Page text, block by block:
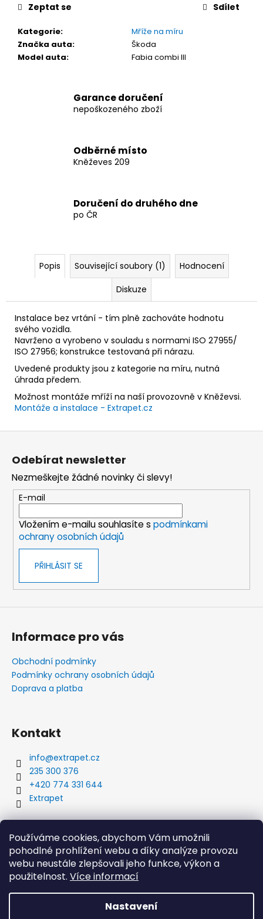
Používáme cookies, abychom Vám umožnili
pohodlné prohlížení webu a díky analýze provozu
webu neustále zlepšovali jeho funkce, výkon a
použitelnost. Více informací
Nastavení
Kategorie:
Mříže na míru
Značka auta:
Škoda
Model auta: Fabia combi III
Zeptat se Sdílet
Garance doručení
nepoškozeného zboží
Odběrné místo
Kněževes 209
Doručení do druhého dne
po ČR
Popis Související soubory (1)
Hodnocení
Diskuze
Instalace bez vrtání - tím plně zachováte hodnotu
svého vozidla.
Navrženo a vyrobeno v souladu s normami ISO 27955/
ISO 27956; konstrukce testovaná při nárazu.
Uvedené produkty jsou z kategorie na míru, nutná
úhrada předem.
Možnost montáže mříží na naší provozovně v Kněževsi.
Montáže a instalace - Extrapet.cz
PSY
M
745
Kč
Z
Odebírat newsletter
Nezmeškejte žádné novinky či slevy!
E-mail
Vložením e-mailu souhlasíte s podmínkami
ochrany osobních údajů
PŘIHLÁSIT SE
Informace pro vás
Obchodní podmínky
Podmínky ochrany osobních údajů
Doprava a platba
Kontakt
info@extrapet.cz
235 300 376
+420 774 331 644
Extrapet
Vyhledávání